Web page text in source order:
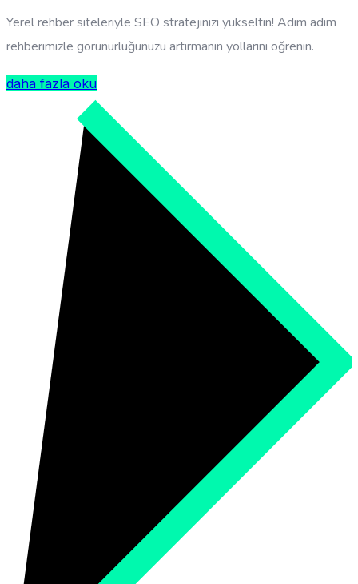
Yerel rehber siteleriyle SEO stratejinizi yükseltin! Adım adım
rehberimizle görünürlüğünüzü artırmanın yollarını öğrenin.
daha fazla oku